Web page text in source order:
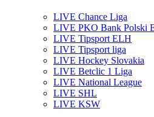
LIVE Chance Liga
LIVE PKO Bank Polski
LIVE Tipsport ELH
LIVE Tipsport liga
LIVE Hockey Slovakia
LIVE Betclic 1 Liga
LIVE National League
LIVE SHL
LIVE KSW